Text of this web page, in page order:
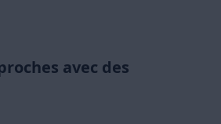
avec des